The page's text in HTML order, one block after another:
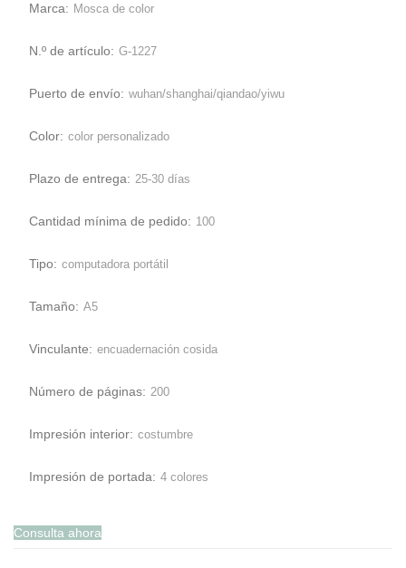
Marca: Mosca de color
N.º de artículo: G-1227
Puerto de envío: wuhan/shanghai/qiandao/yiwu
Color: color personalizado
Plazo de entrega: 25-30 días
Cantidad mínima de pedido: 100
Tipo: computadora portátil
Tamaño: A5
Vinculante: encuadernación cosida
Número de páginas: 200
Impresión interior: costumbre
Impresión de portada: 4 colores
Consulta ahora